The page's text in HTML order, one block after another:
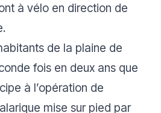
à vélo en direction de
de la plaine de
fois en deux ans que
à l’opération de
mise sur pied par